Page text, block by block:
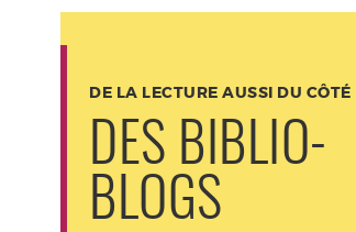
DE LA LECTURE AUSSI DU CÔTÉ
DES BIBLIO-
BLOGS